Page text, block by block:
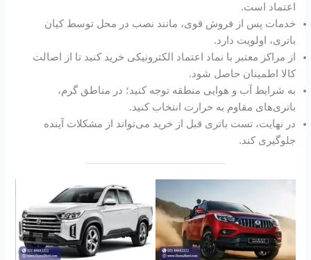
اعتماد است.
خدمات پس از فروش قوی، مانند نصب در محل توسط کیان
باتری، اولویت دارد.
از مراکز معتبر با نماد اعتماد الکترونیکی خرید کنید تا از اصالت
کالا اطمینان حاصل شود.
به شرایط آب و هوایی منطقه توجه کنید؛ در مناطق گرم،
باتری‌های مقاوم به حرارت انتخاب کنید.
در نهایت، تست باتری قبل از خرید می‌تواند از مشکلات آینده
جلوگیری کند.